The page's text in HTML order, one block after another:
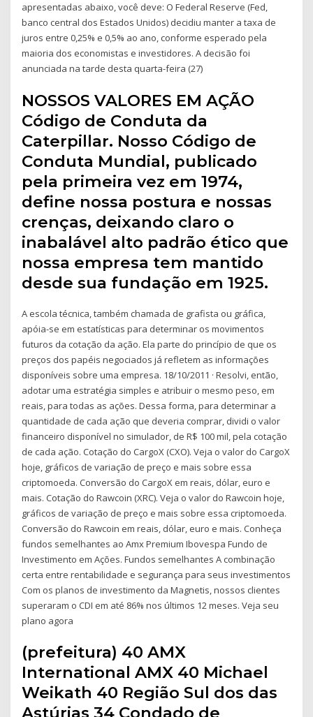
apresentadas abaixo, você deve: O Federal Reserve (Fed,
banco central dos Estados Unidos) decidiu manter a taxa de
juros entre 0,25% e 0,5% ao ano, conforme esperado pela
maioria dos economistas e investidores. A decisão foi
anunciada na tarde desta quarta-feira (27)
NOSSOS VALORES EM AÇÃO
Código de Conduta da
Caterpillar. Nosso Código de
Conduta Mundial, publicado
pela primeira vez em 1974,
define nossa postura e nossas
crenças, deixando claro o
inabalável alto padrão ético que
nossa empresa tem mantido
desde sua fundação em 1925.
A escola técnica, também chamada de grafista ou gráfica,
apóia-se em estatísticas para determinar os movimentos
futuros da cotação da ação. Ela parte do princípio de que os
preços dos papéis negociados já refletem as informações
disponíveis sobre uma empresa. 18/10/2011 · Resolvi, então,
adotar uma estratégia simples e atribuir o mesmo peso, em
reais, para todas as ações. Dessa forma, para determinar a
quantidade de cada ação que deveria comprar, dividi o valor
financeiro disponível no simulador, de R$ 100 mil, pela cotação
de cada ação. Cotação do CargoX (CXO). Veja o valor do CargoX
hoje, gráficos de variação de preço e mais sobre essa
criptomoeda. Conversão do CargoX em reais, dólar, euro e
mais. Cotação do Rawcoin (XRC). Veja o valor do Rawcoin hoje,
gráficos de variação de preço e mais sobre essa criptomoeda.
Conversão do Rawcoin em reais, dólar, euro e mais. Conheça
fundos semelhantes ao Amx Premium Ibovespa Fundo de
Investimento em Ações. Fundos semelhantes A combinação
certa entre rentabilidade e segurança para seus investimentos
Com os planos de investimento da Magnetis, nossos clientes
superaram o CDI em até 86% nos últimos 12 meses. Veja seu
plano agora
(prefeitura) 40 AMX
International AMX 40 Michael
Weikath 40 Região Sul dos das
Astúrias 34 Condado de